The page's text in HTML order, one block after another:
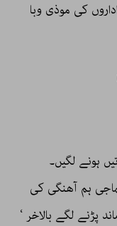
کی موذی وبا
ہونے لگیں۔
ہم آھنگی کی
پڑنے لگے بالاخر ‘